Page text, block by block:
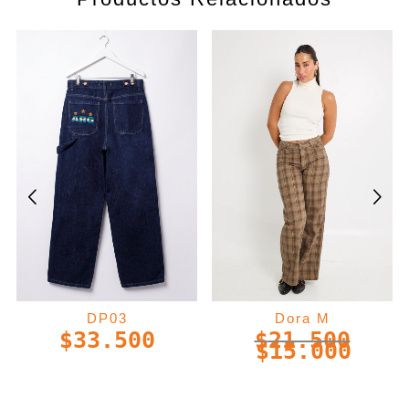
DP03
$33.500
Dora M
$21.500
$15.000